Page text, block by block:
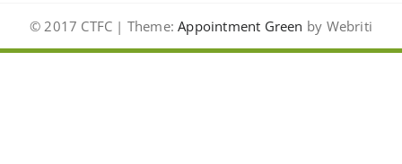
© 2017 CTFC | Theme: Appointment Green by Webriti